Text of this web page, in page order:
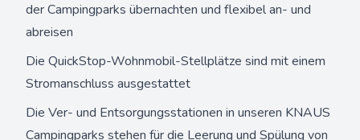
der Campingparks übernachten und flexibel an- und
abreisen
Die QuickStop-Wohnmobil-Stellplätze sind mit einem
Stromanschluss ausgestattet
Die Ver- und Entsorgungsstationen in unseren KNAUS
Campingparks stehen für die Leerung und Spülung von